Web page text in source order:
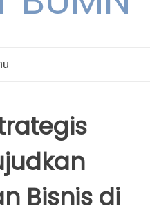
Bisnis di